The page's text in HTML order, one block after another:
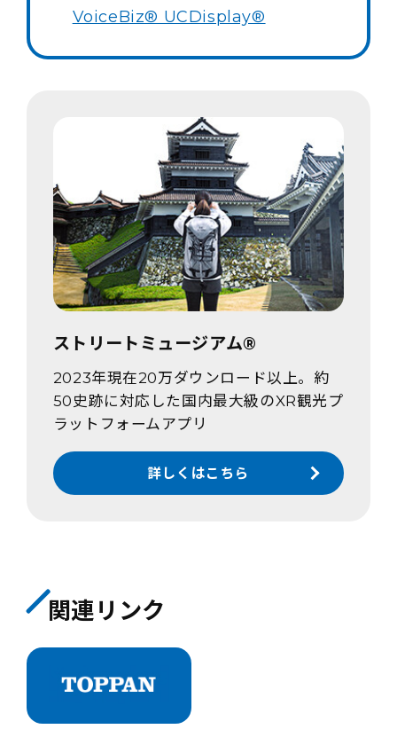
VoiceBiz® UCDisplay®
ストリートミュージアム®
2023年現在20万ダウンロード以上。約
50史跡に対応した国内最大級のXR観光プ
ラットフォームアプリ
詳しくはこちら
関連リンク